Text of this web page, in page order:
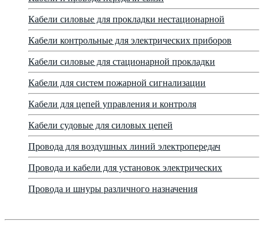
Кабели силовые для прокладки нестационарной
Кабели контрольные для электрических приборов
Кабели силовые для стационарной прокладки
Кабели для систем пожарной сигнализации
Кабели для цепей управления и контроля
Кабели судовые для силовых цепей
Провода для воздушных линий электропередач
Провода и кабели для установок электрических
Провода и шнуры различного назначения